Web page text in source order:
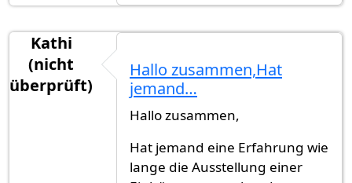
Kathi
(nicht
überprüft)
Hallo zusammen,Hat
jemand…
Hallo zusammen,
Hat jemand eine Erfahrung wie
lange die Ausstellung einer